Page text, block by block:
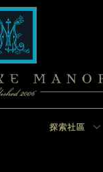
探索社區